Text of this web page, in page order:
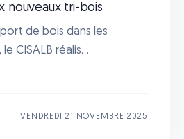
nouveaux tri-bois
de bois dans les
CISALB réalis...
VENDREDI 21 NOVEMBRE 2025